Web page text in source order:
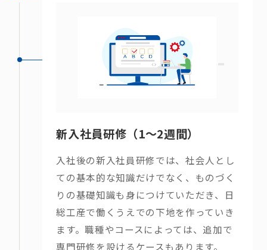
新入社員研修（1〜2週間）
入社後の新入社員研修では、社会人とし
ての基本的な知識だけでなく、ものづく
りの基礎知識も身につけていただき、日
総工産で働くうえでの下地を作っていき
ます。職種やコースによっては、追加で
専門研修を設けるケースもあります。